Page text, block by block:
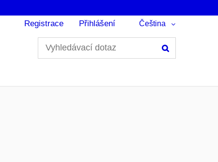
Registrace Přihlášení Čeština